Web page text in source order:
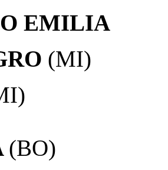
EMILIA
(MI)
(BO)